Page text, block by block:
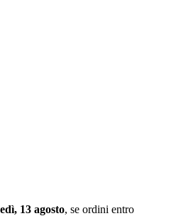
13 agosto, se ordini entro